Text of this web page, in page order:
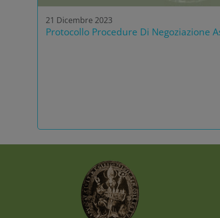
21 Dicembre 2023
Protocollo Procedure Di Negoziazione